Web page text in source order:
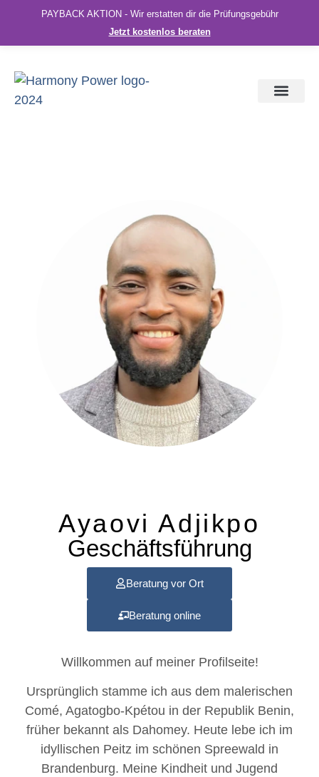
PAYBACK AKTION - Wir erstatten dir die Prüfungsgebühr
Jetzt kostenlos beraten
Ayaovi Adjikpo
Geschäftsführung
Beratung vor Ort
Beratung online
Willkommen auf meiner Profilseite!
Ursprünglich stamme ich aus dem malerischen
Comé, Agatogbo-Kpétou in der Republik Benin,
früher bekannt als Dahomey. Heute lebe ich im
idyllischen Peitz im schönen Spreewald in
Brandenburg. Meine Kindheit und Jugend